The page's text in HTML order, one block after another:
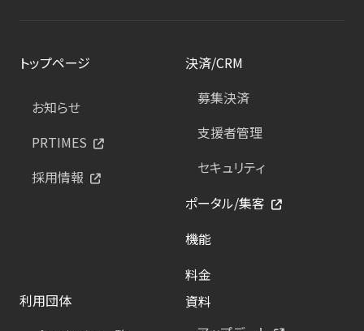
トップページ
お知らせ
PRTIMES
採用情報
決済/CRM
募集決済
支援者管理
セキュリティ
ポータル/集客
機能
料金
利用団体
資料